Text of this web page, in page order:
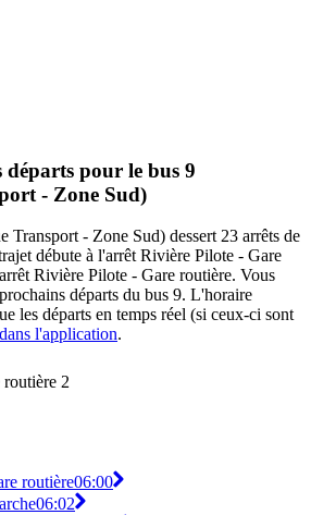
pour le bus 9
- Zone Sud)
Transport - Zone Sud) dessert 23 arrêts de
débute à l'arrêt Rivière Pilote - Gare
Rivière Pilote - Gare routière. Vous
départs du bus 9. L'horaire
les départs en temps réel (si ceux-ci sont
l'application.
2
routière06:00
06:02